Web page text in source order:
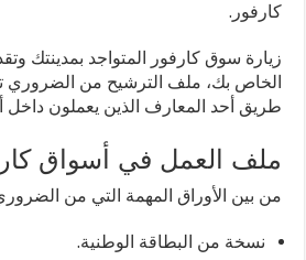
كارفور.
الخاص بك، ملف الترشيح من الضروري
طريق أحد المعارف الذين يعملون داخل
ملف العمل في أسواق
من بين الأوراق المهمة التي من
نسخة من البطاقة الوطنية.